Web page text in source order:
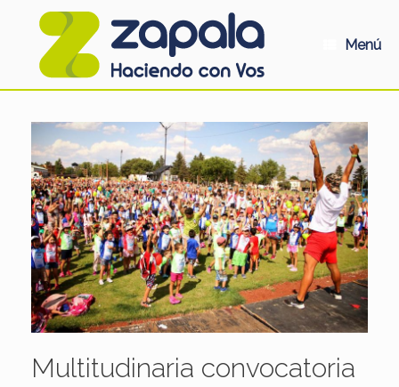
Menú
Multitudinaria convocatoria